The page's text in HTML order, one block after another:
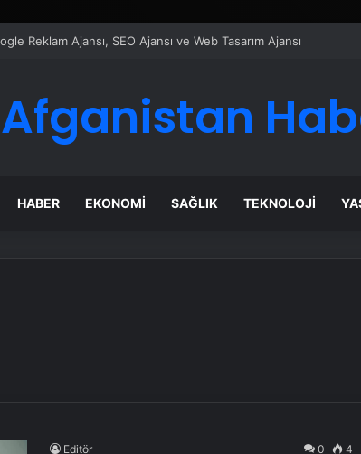
Reklam Ajansı, SEO Ajansı ve Web Tasarım Ajansı
Afganistan
HABER EKONOMI SAĞLIK TEKNOLOJI
Editör 0 4